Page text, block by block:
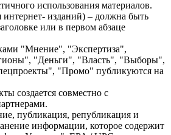
использования материалов.
интернет- изданий) – должна быть
или в первом абзаце
"Мнение", "Экспертиза",
"Деньги", "Власть", "Выборы",
"Промо" публикуются на
создается совместно с
публикация, републикация и
информации, которое содержит